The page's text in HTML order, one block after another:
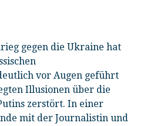
gegen die Ukraine hat
vor Augen geführt
Illusionen über die
zerstört. In einer
mit der Journalistin und